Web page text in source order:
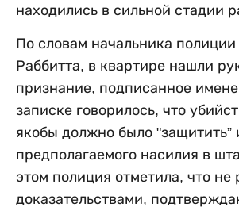
находились в сильной стадии
По словам начальника
Раббитта, в квартире нашли
признание, подписанное
записке говорилось, что
якобы должно было "защитить”
предполагаемого насилия в
этом полиция отметила, что не
доказательствами,